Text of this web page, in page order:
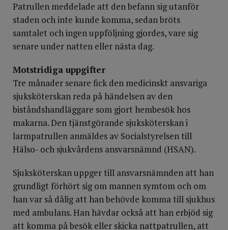
Patrullen meddelade att den befann sig utanför
staden och inte kunde komma, sedan bröts
samtalet och ingen uppföljning gjordes, vare sig
senare under natten eller nästa dag.
Motstridiga uppgifter
Tre månader senare fick den medicinskt ansvariga
sjuksköterskan reda på händelsen av den
biståndshandläggare som gjort hembesök hos
makarna. Den tjänstgörande sjuksköterskan i
larmpatrullen anmäldes av Socialstyrelsen till
Hälso- och sjukvårdens ansvarsnämnd (HSAN).
Sjuksköterskan uppger till ansvarsnämnden att han
grundligt förhört sig om mannen symtom och om
han var så dålig att han behövde komma till sjukhus
med ambulans. Han hävdar också att han erbjöd sig
att komma på besök eller skicka nattpatrullen, att